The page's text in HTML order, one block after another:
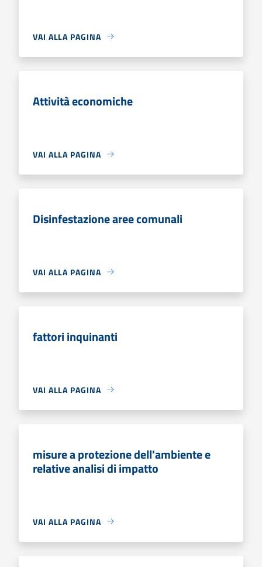
VAI ALLA PAGINA
Attività economiche
VAI ALLA PAGINA
Disinfestazione aree comunali
VAI ALLA PAGINA
fattori inquinanti
VAI ALLA PAGINA
misure a protezione dell'ambiente e
relative analisi di impatto
VAI ALLA PAGINA